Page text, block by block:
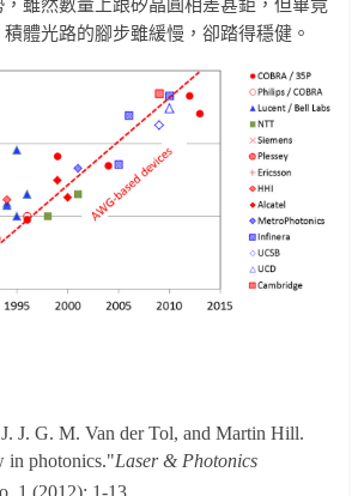
雖然數量上跟矽晶圓相差甚鉅，但畢竟
體光路的腳步雖緩慢，卻踏得穩健。
J. G. M. Van der Tol, and Martin Hill.
in photonics."Laser & Photonics